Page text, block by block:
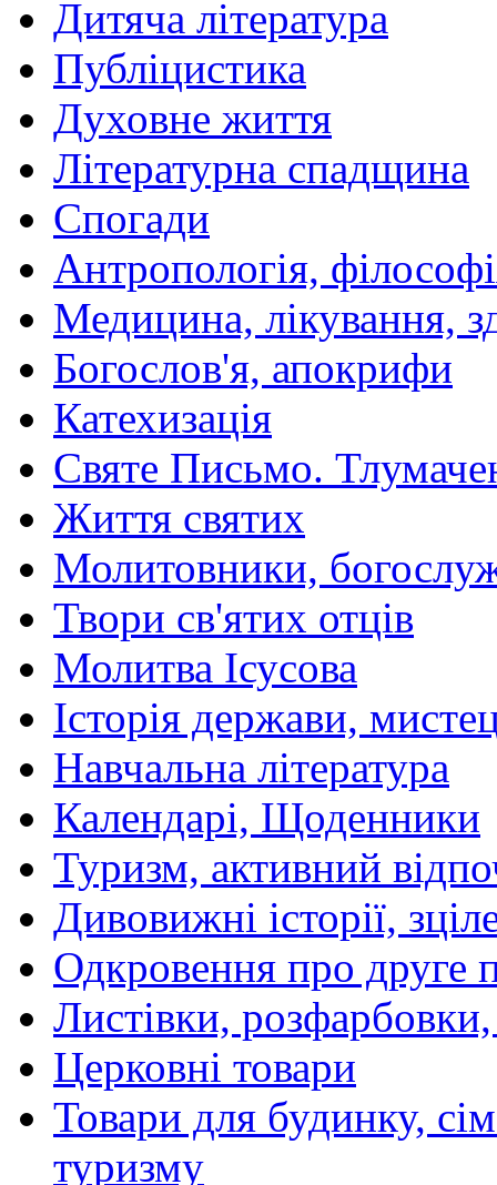
Дитяча література
Публіцистика
Духовне життя
Літературна спадщина
Спогади
Антропологія,
Медицина, лікування,
Богослов'я, апокрифи
Катехизація
Святе Письмо.
Життя святих
Молитовники,
Твори св'ятих отців
Молитва Ісусова
Історія держави,
Навчальна література
Календарі, Щоденники
Туризм, активний
Дивовижні історії,
Одкровення про друге
Листівки,
Церковні товари
Товари для будинку,
туризму